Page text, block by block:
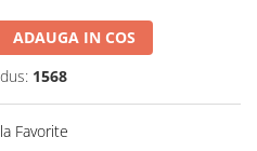
ADAUGA IN COS
1568
Favorite